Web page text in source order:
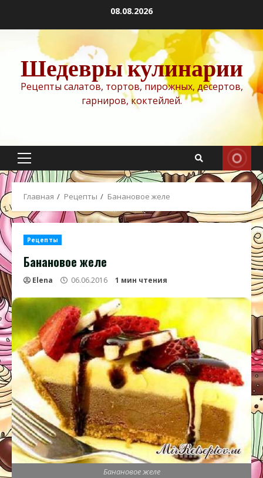
содержимому
08.08.2026
Шедевры кулинарии
Рецепты салатов, тортов, пирожных, десертов,
гарниров, коктейлей.
Основное
меню
Главная Рецепты Банановое желе
Рецепты
Банановое желе
Elena 06.06.2016 1 мин чтения
Банановое желе